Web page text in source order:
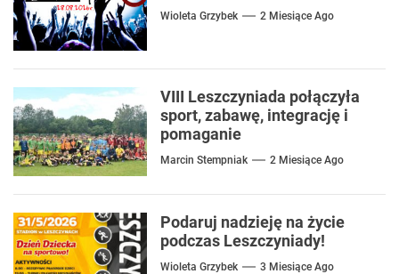
Wioleta Grzybek 2 Miesiące Ago
VIII Leszczyniada połączyła
sport, zabawę, integrację i
pomaganie
Marcin Stempniak 2 Miesiące Ago
Podaruj nadzieję na życie
podczas Leszczyniady!
Wioleta Grzybek 3 Miesiące Ago